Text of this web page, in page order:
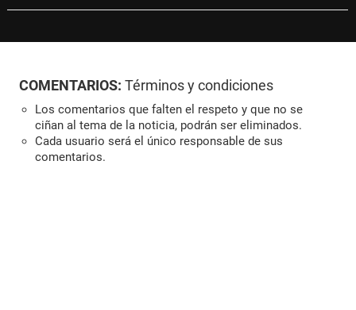
COMENTARIOS: Términos y condiciones
Los comentarios que falten el respeto y que no se
ciñan al tema de la noticia, podrán ser eliminados.
Cada usuario será el único responsable de sus
comentarios.